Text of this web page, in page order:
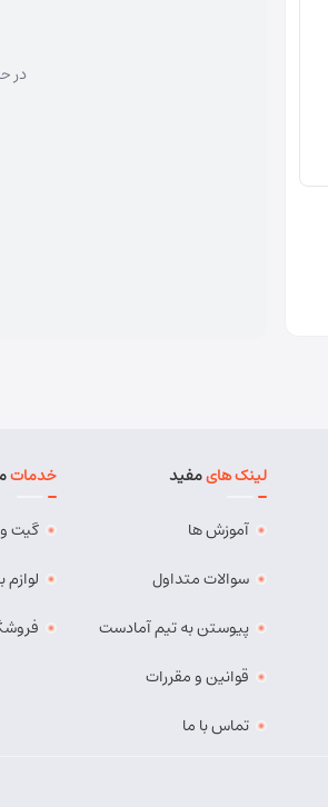
در
لینک هایمفید
آموزش ها
سوالات متداول
پیوستن به تیم آمادست
قوانین و مقررات
تماس با ما
خدمات
گیت